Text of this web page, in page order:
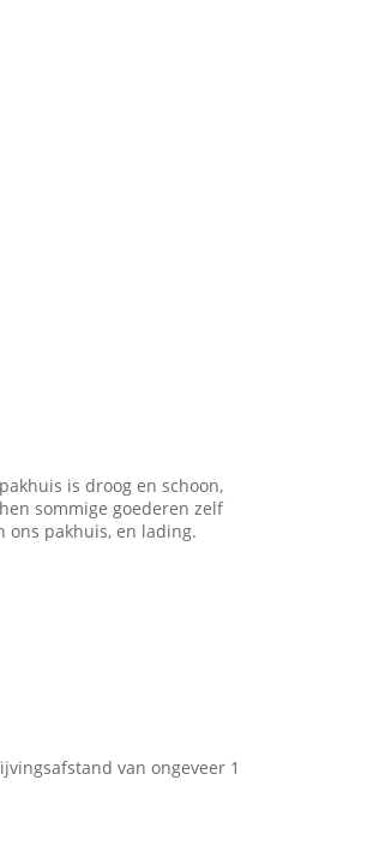
is droog en schoon,
sommige goederen zelf
ons pakhuis, en lading.
van ongeveer 1